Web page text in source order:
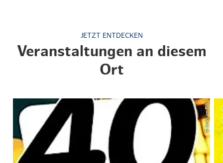
JETZT ENTDECKEN
Veranstaltungen an diesem
Ort
© links im Bild